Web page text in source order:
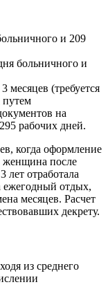
и 209
больничного и
месяцев (требуется
путем
на
рабочих дней.
когда оформление
женщина после
лет отработала
ежегодный отдых,
месяцев. Расчет
декрету.
из среднего